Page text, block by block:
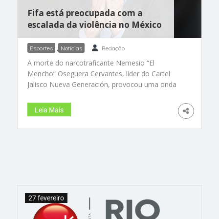
Fifa está preocupada com a
escalada da violência no México
Esportes , Notícias Redação
A morte do narcotraficante Nemesio “El
Mencho” Oseguera Cervantes, líder do Cartel
Jalisco Nueva Generación, provocou uma onda
bloqueio de estradas e vandalismo, isso sem
falar na morte de dezenas de pessoas, entre
civis e militares. Em meio à preocupação com o
Azteca, entre os donos da casa e
Leia Mais
27 fevereiro